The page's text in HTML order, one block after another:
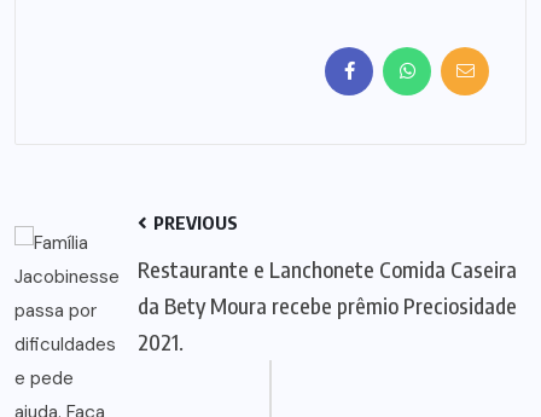
PREVIOUS
Restaurante e Lanchonete Comida Caseira
da Bety Moura recebe prêmio Preciosidade
2021.